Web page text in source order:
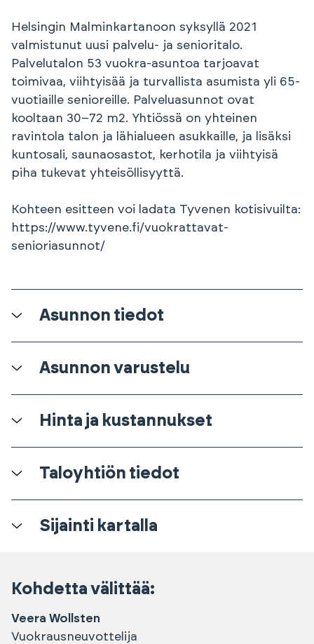
Helsingin Malminkartanoon syksyllä 2021
valmistunut uusi palvelu- ja senioritalo.
Palvelutalon 53 vuokra-asuntoa tarjoavat
toimivaa, viihtyisää ja turvallista asumista yli 65-
vuotiaille senioreille. Palveluasunnot ovat
kooltaan 30–72 m2. Yhtiössä on yhteinen
ravintola talon ja lähialueen asukkaille, ja lisäksi
kuntosali, saunaosastot, kerhotila ja viihtyisä
piha tukevat yhteisöllisyyttä.
Kohteen esitteen voi ladata Tyvenen kotisivuilta:
https://www.tyvene.fi/vuokrattavat-
senioriasunnot/
Asunnon tiedot
Asunnon varustelu
Hinta ja kustannukset
Taloyhtiön tiedot
Sijainti kartalla
Kohdetta välittää:
Veera Wollsten
Vuokrausneuvottelija